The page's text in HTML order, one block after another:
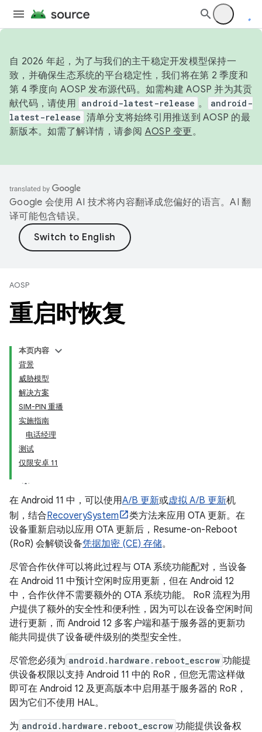
自 2026 年起，为了与我们的主干稳定开发模型保持一
致，并确保生态系统的平台稳定性，我们将在第 2 季度和
第 4 季度向 AOSP 发布源代码。如需构建 AOSP 并为其贡
献代码，请使用 android-latest-release 。
android-
latest-release 清单分支将始终引用推送到 AOSP 的最
新版本。如需了解详情，请参阅 AOSP 变更。
Google 会使用 AI 技术将内容翻译成您偏好的语言。AI 翻
译可能包含错误。
AOSP
重启时恢复
本页内容
背景
威胁模型
解决方案
SIM-PIN 重播
实施指南
电话经理
测试
仅限安卓 11
在 Android 11 中，可以使用A/B 更新或虚拟 A/B 更新机
制，结合RecoverySystem
类方法来应用 OTA 更新。在
设备重新启动以应用 OTA 更新后，Resume-on-Reboot
(RoR) 会解锁设备凭据加密 (CE) 存储。
尽管合作伙伴可以将此过程与 OTA 系统功能配对，当设备
在 Android 11 中预计空闲时应用更新，但在 Android 12
中，合作伙伴不需要额外的 OTA 系统功能。 RoR 流程为用
户提供了额外的安全性和便利性，因为可以在设备空闲时间
进行更新，而 Android 12 多客户端和基于服务器的更新功
能共同提供了设备硬件级别的类型安全性。
尽管您必须为 android.hardware.reboot_escrow 功能提
供设备权限以支持 Android 11 中的 RoR，但您无需这样做
即可在 Android 12 及更高版本中启用基于服务器的 RoR，
因为它们不使用 HAL。
为 android.hardware.reboot_escrow 功能提供设备权